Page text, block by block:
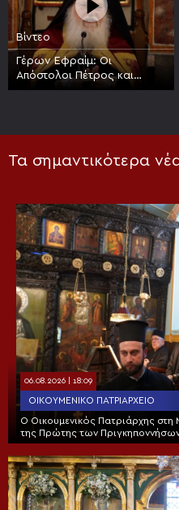
Βίντεο
Γέρων Εφραίμ: Οι
Απόστολοι Πέτρος και
Παύλος είναι στυλοβάτες
Τα σημαντικότερα
06.08.2026 | 18:09
ΟΙΚΟΥΜΕΝΙΚΌ ΠΑΤΡΙΑΡΧΕΊΟ
Ο Οικουμενικός Πατριάρχης
της Πρώτης των